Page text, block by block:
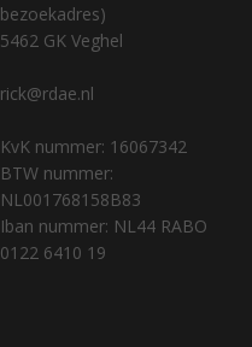
bezoekadres)
5462 GK Veghel
rick@rdae.nl
KvK nummer: 16067342
BTW nummer:
NL001768158B83
Iban nummer: NL44 RABO
0122 6410 19